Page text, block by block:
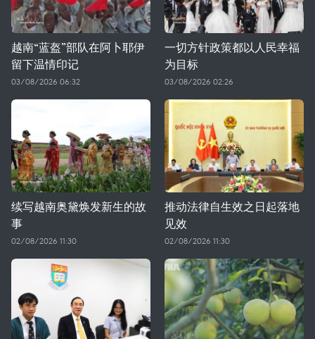
越南“蓝盔”部队在阿卜耶伊
留下温情印记
03/08/2026 06:32
一切方针政策都以人民幸福
为目标
03/08/2026 02:26
续写越南奥黛焕发新生的故
事
02/08/2026 11:30
推动法律自生效之日起落地
见效
02/08/2026 11:30